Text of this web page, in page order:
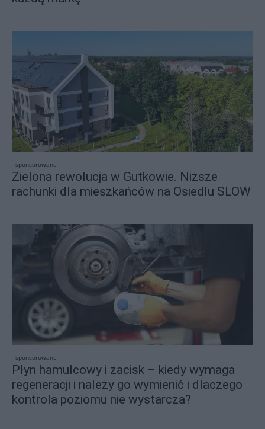
sponsorowane
Zielona rewolucja w Gutkowie. Niższe
rachunki dla mieszkańców na Osiedlu SLOW
sponsorowane
Płyn hamulcowy i zacisk – kiedy wymaga
regeneracji i należy go wymienić i dlaczego
kontrola poziomu nie wystarcza?